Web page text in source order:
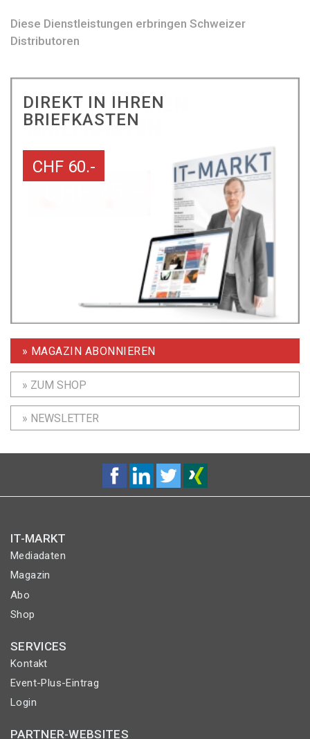
Diese Dienstleistungen erbringen Schweizer
Distributoren
DIREKT IN IHREN
BRIEFKASTEN
CHF 60.-
» MAGAZIN ABONNIEREN
» ZUM SHOP
» NEWSLETTER
IT-MARKT
Mediadaten
Magazin
Abo
Shop
SERVICES
Kontakt
Event-Plus-Eintrag
Login
PARTNER-WEBSITES